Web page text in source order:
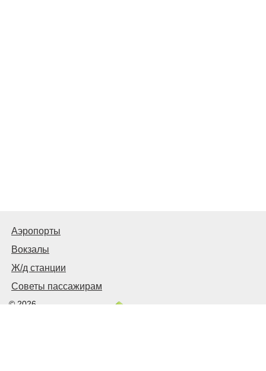
Аэропорты
Вокзалы
Ж/д станции
Советы пассажирам
© 2026